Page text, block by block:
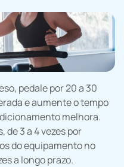
pedale por 20 a 30
e aumente o tempo
melhora.
3 a 4 vezes por
do equipamento no
a longo prazo.